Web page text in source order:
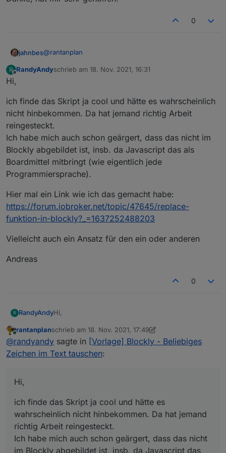
Steuerzeichen gegen etwas anderes tauschen.
Spoiler
Bei Fragen, fragen.
Grüße
0
jahnbes@rantanplan
Danke, hat mir sehr geholfen!
R RandyAndyschrieb am 18. Nov. 2021, 16:31
zuletzt editiert von
Hi,
ich finde das Skript ja cool und hätte es wahrscheinlich
nicht hinbekommen. Da hat jemand richtig Arbeit
reingesteckt.
Ich habe mich auch schon geärgert, dass das nicht im
Blockly abgebildet ist, insb. da Javascript das als
Boardmittel mitbringt (wie eigentlich jede
Programmiersprache).
Hier mal ein Link wie ich das gemacht habe:
https://forum.iobroker.net/topic/47645/replace-
funktion-in-blockly?_=1637252488203
Vielleicht auch ein Ansatz für den ein oder anderen
Andreas
0
R RandyAndyHi,
ich finde das Skript ja cool und hätte es
wahrscheinlich nicht hinbekommen. Da hat jemand
richtig Arbeit reingesteckt.
Hier mal ein Link wie ich das gemacht habe:
Online
rantanplanschrieb am 18. Nov. 2021, 17:49
zuletzt editiert von rantanplan
@randyandy sagte in [Vorlage] Blockly - Beliebiges
Zeichen im Text tauschen:
Hi,
ich finde das Skript ja cool und hätte es
wahrscheinlich nicht hinbekommen. Da hat jemand
richtig Arbeit reingesteckt.
Ich habe mich auch schon geärgert, dass das nicht
im Blockly abgebildet ist, insb. da Javascript das